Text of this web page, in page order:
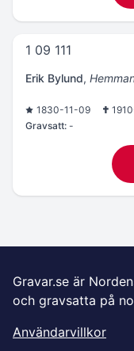
1 09 111
Erik Bylund,
1830-11-09
Gravsatt: -
Gravar.se är
och gravsatta på
Användarvillkor